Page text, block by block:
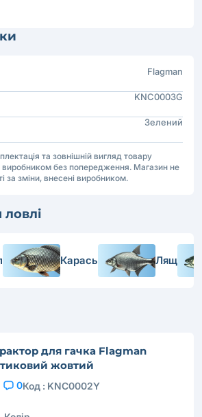
Flagman
KNC0003G
Зелений
та зовнішній вигляд товару
без попередження. Магазин не
за зміни, внесені виробником.
Карась Лящ
для гачка Flagman
жовтий
0Код : KNC0002Y